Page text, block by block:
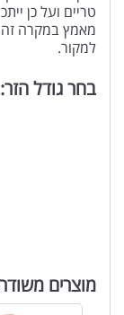
טריים ועל כן
מאמץ במקרה זה
למקור.
בחר גודל הזר:
מוצרים